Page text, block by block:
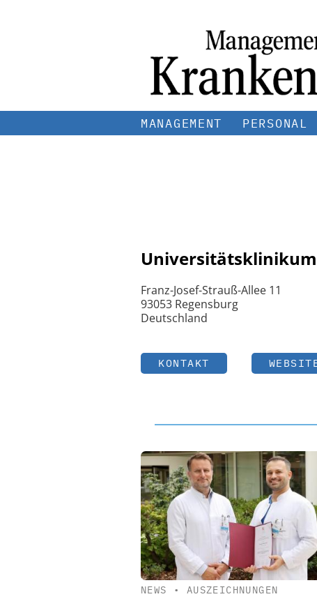
MANAGEMENT PERSONAL
Franz-Josef-Strauß-Allee 11
93053 Regensburg
Deutschland
KONTAKT
NEWS • AUSZEICHNUNGEN